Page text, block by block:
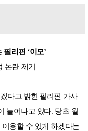
리핀 ‘이모’
논란 제기
다고 밝힌 필리핀 가사
늘어나고 있다. 당초 월
용할 수 있게 하겠다는